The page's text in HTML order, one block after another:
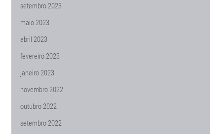
setembro 2023
maio 2023
abril 2023
fevereiro 2023
janeiro 2023
novembro 2022
outubro 2022
setembro 2022